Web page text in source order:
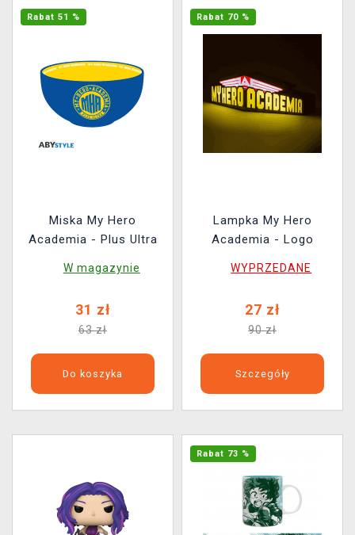
Rabat 51 %
Miska My Hero
Academia - Plus Ultra
W magazynie
31 zł
63 zł
Do koszyka
Rabat 70 %
Lampka My Hero
Academia - Logo
WYPRZEDANE
27 zł
90 zł
Szczegóły
Rabat 73 %